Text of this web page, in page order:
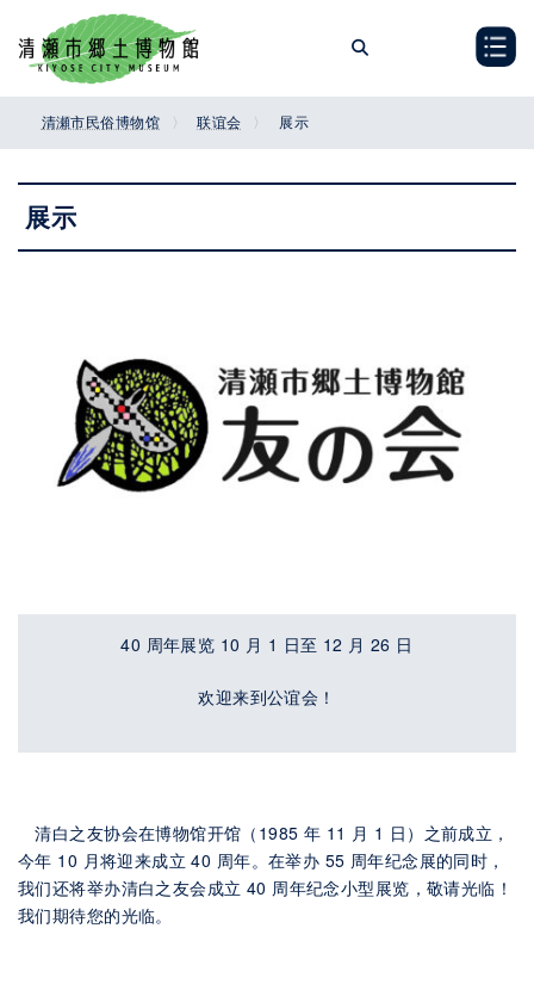
the
content
the
Navigation
清瀬市民俗博物馆 联谊会 展示
展示
40 周年展览 10 月 1 日至 12 月 26 日
欢迎来到公谊会！
清白之友协会在博物馆开馆（1985 年 11 月 1 日）之前成立，
今年 10 月将迎来成立 40 周年。在举办 55 周年纪念展的同时，
我们还将举办清白之友会成立 40 周年纪念小型展览，敬请光临！
我们期待您的光临。